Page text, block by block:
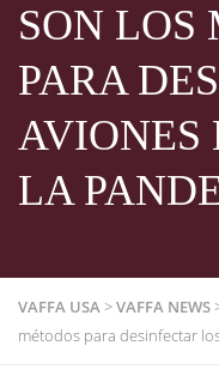
SON LOS
PARA
AVIONES
LA
VAFFA USA>VAFFA NEWS
métodos para desinfectar